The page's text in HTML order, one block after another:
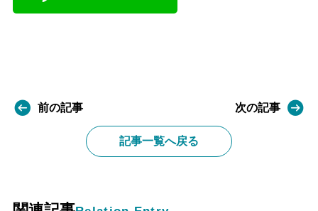
前の記事
記事一覧へ戻る
次の記事